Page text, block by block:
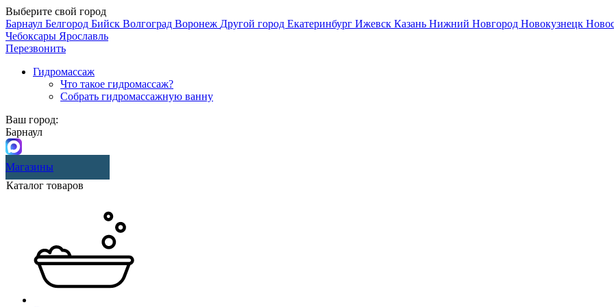
Выберите свой город
Барнаул Белгород Бийск Волгоград Воронеж Другой город Екатеринбург Ижевск Казань Нижний Новгород Новокузнецк
Чебоксары Ярославль
Перезвонить
Гидромассаж
Что такое гидромассаж?
Собрать гидромассажную ванну
Ваш город:
Барнаул
Магазины
Каталог товаров